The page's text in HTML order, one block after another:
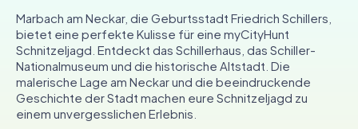
Teamevent
Tickets
INT AT
Marbach am Neckar, die Geburtsstadt Friedrich Schillers,
bietet eine perfekte Kulisse für eine myCityHunt
Schnitzeljagd. Entdeckt das Schillerhaus, das Schiller-
Nationalmuseum und die historische Altstadt. Die
malerische Lage am Neckar und die beeindruckende
Geschichte der Stadt machen eure Schnitzeljagd zu
einem unvergesslichen Erlebnis.